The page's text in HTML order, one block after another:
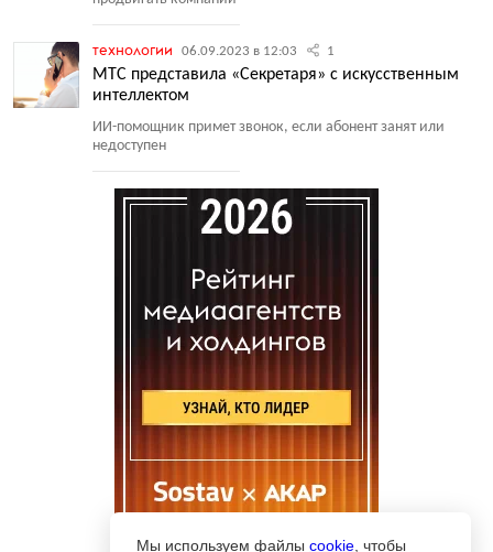
технологии 06.09.2023 в 12:03 1
МТС представила «Секретаря» с искусственным
интеллектом
ИИ-помощник примет звонок, если абонент занят или
недоступен
Мы используем файлы cookie , чтобы